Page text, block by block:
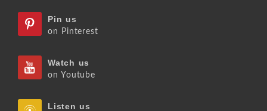
Pin us
on Pinterest
Watch us
on Youtube
Listen us